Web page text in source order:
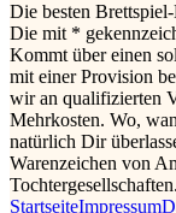
Die besten
Die mit *
Kommt über einen
mit einer Provision
wir an qualifizierten
Mehrkosten. Wo,
natürlich Dir
Warenzeichen von
Tochtergesellschaften.
StartseiteImpressum